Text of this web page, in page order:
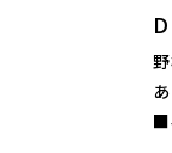
■